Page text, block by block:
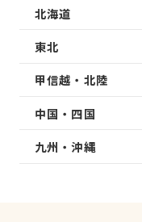
北海道
東北
甲信越・北陸
中国・四国
九州・沖縄